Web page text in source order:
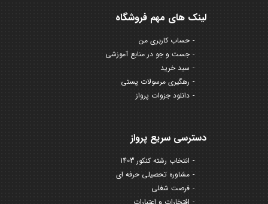
لینک های مهم فروشگاه
حساب کاربری من
جست و جو در منابع آموزشی
سبد خرید
رهگیری مرسولات پستی
دانلود جزوات پرواز
دسترسی سریع پرواز
انتخاب رشته کنکور 1403
مشاوره تحصیلی حرفه ای
فرصت شغلی
افتخارات و اعتبارات